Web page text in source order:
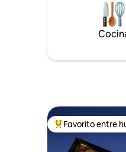
piso justo en el
niños. Capacidad
baños completos
remodelados. Se
separado.
Favorito entre los
Favorito entre